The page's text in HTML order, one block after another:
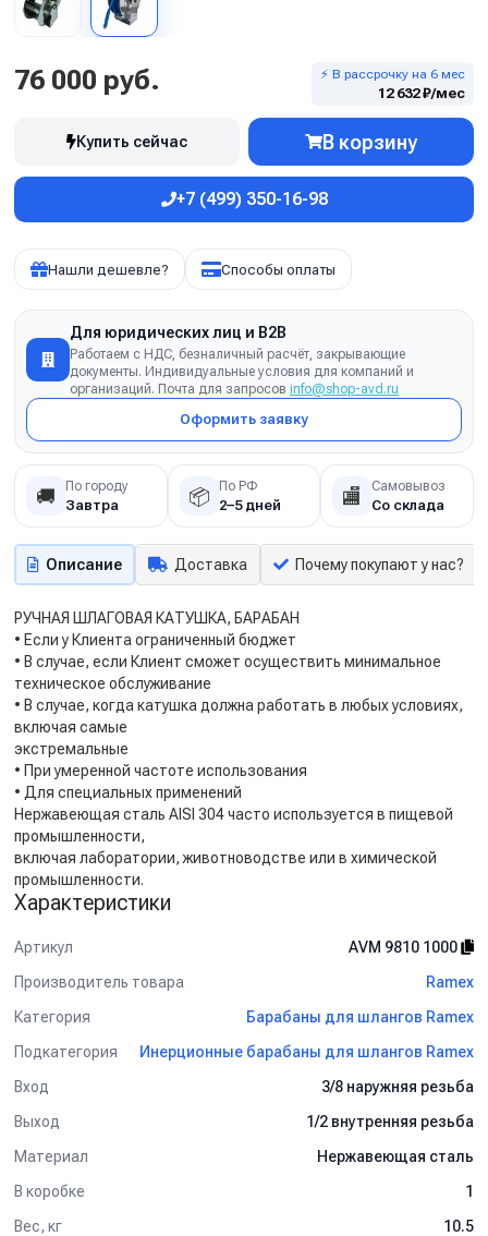
76 000 руб. ⚡ В рассрочку на 6 мес
12 632 ₽/мес
Купить сейчас В корзину
+7 (499) 350-16-98
Нашли дешевле? Способы оплаты
Для юридических лиц и B2B
Работаем с НДС, безналичный расчёт, закрывающие
документы. Индивидуальные условия для компаний и
организаций. Почта для запросов info@shop-avd.ru
Оформить заявку
🚚 По городу
Завтра 📦 По РФ
2–5 дней 🏬 Самовывоз
Со склада
Описание Доставка Почему покупают у нас?
РУЧНАЯ ШЛАГОВАЯ КАТУШКА, БАРАБАН
• Если у Клиента ограниченный бюджет
• В случае, если Клиент сможет осуществить минимальное
техническое обслуживание
• В случае, когда катушка должна работать в любых условиях,
включая самые
экстремальные
• При умеренной частоте использования
• Для специальных применений
Нержавеющая сталь AISI 304 часто используется в пищевой
промышленности,
включая лаборатории, животноводстве или в химической
промышленности.
Характеристики
Артикул
AVM 9810 1000
Производитель товара
Ramex
Категория
Барабаны для шлангов Ramex
Подкатегория
Инерционные барабаны для шлангов Ramex
Вход
3/8 наружняя резьба
Выход
1/2 внутренняя резьба
Материал
Нержавеющая сталь
В коробке
1
Вес, кг
10.5